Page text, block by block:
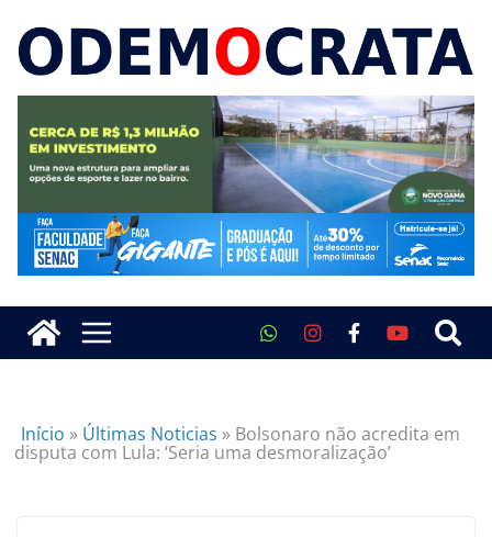
Início » Últimas Noticias » Bolsonaro não acredita em
disputa com Lula: ‘Seria uma desmoralização’